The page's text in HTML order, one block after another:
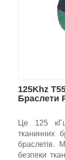
125Khz
Браслети
Це 125
тканинних
браслетів.
безпеки